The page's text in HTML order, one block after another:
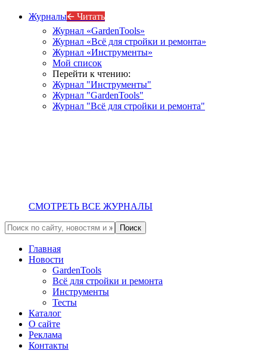
Журналы🡨 Читать
Журнал «GardenTools»
Журнал «Всё для стройки и ремонта»
Журнал «Инструменты»
Мой список
Перейти к чтению:
Журнал "Инструменты"
Журнал "GardenTools"
Журнал "Всё для стройки и ремонта"
СМОТРЕТЬ ВСЕ ЖУРНАЛЫ
Главная
Новости
GardenTools
Всё для стройки и ремонта
Инструменты
Тесты
Каталог
О сайте
Реклама
Контакты